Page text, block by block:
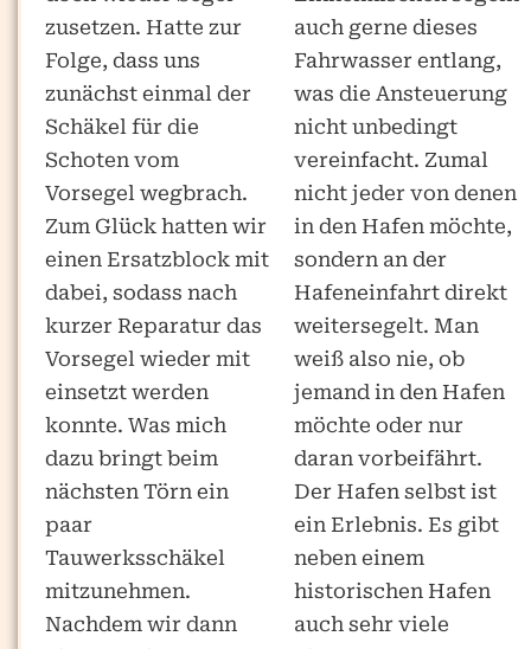
zusetzen. Hatte zur
Folge, dass uns
zunächst einmal der
Schäkel für die
Schoten vom
Vorsegel wegbrach.
Zum Glück hatten wir
einen Ersatzblock mit
dabei, sodass nach
kurzer Reparatur das
Vorsegel wieder mit
einsetzt werden
konnte. Was mich
dazu bringt beim
nächsten Törn ein
paar
Tauwerksschäkel
mitzunehmen.
Nachdem wir dann
auch gerne dieses
Fahrwasser entlang,
was die Ansteuerung
nicht unbedingt
vereinfacht. Zumal
nicht jeder von denen
in den Hafen möchte,
sondern an der
Hafeneinfahrt direkt
weitersegelt. Man
weiß also nie, ob
jemand in den Hafen
möchte oder nur
daran vorbeifährt.
Der Hafen selbst ist
ein Erlebnis. Es gibt
neben einem
historischen Hafen
auch sehr viele